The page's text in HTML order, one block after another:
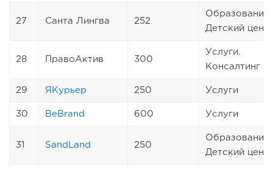
27 Санта Лингва 252
Образование.
Детский
28 ПравоАктив 300
Услуги.
Консалтинг
29 ЯКурьер 250 Услуги
30 BeBrand 600 Услуги
31 SandLand 250
Образование.
Детский